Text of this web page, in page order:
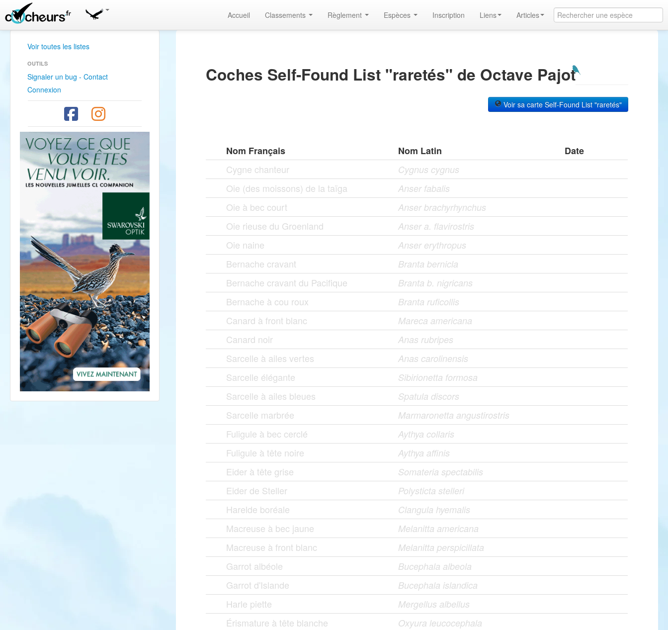
Accueil Classements Règlement Espèces Inscription Liens Articles
Voir toutes les listes
OUTILS
Signaler un bug - Contact
Connexion
Coches Self-Found List "raretés" de Octave Pajot
Voir sa carte Self-Found List "raretés"
Nom Français Nom Latin
Date
Cygne chanteur
Cygnus cygnus
Oie (des moissons) de la taïga Anser fabalis
Oie à bec court Anser brachyrhynchus
Oie rieuse du Groenland Anser a. flavirostris
Oie naine Anser erythropus
Bernache cravant Branta bernicla
Bernache cravant du Pacifique Branta b. nigricans
Bernache à cou roux Branta ruficollis
Canard à front blanc Mareca americana
Canard noir Anas rubripes
Sarcelle à ailes vertes Anas carolinensis
Sarcelle élégante Sibirionetta formosa
Sarcelle à ailes bleues Spatula discors
Sarcelle marbrée Marmaronetta angustirostris
Fuligule à bec cerclé Aythya collaris
Fuligule à tête noire Aythya affinis
Eider à tête grise Somateria spectabilis
Eider de Steller Polysticta stelleri
Harelde boréale Clangula hyemalis
Macreuse à bec jaune Melanitta americana
Macreuse à front blanc Melanitta perspicillata
Garrot albéole Bucephala albeola
Garrot d'Islande Bucephala islandica
Harle piette Mergellus albellus
Érismature à tête blanche Oxyura leucocephala